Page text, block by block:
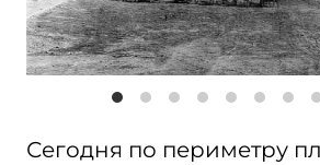
Сегодня по периметру